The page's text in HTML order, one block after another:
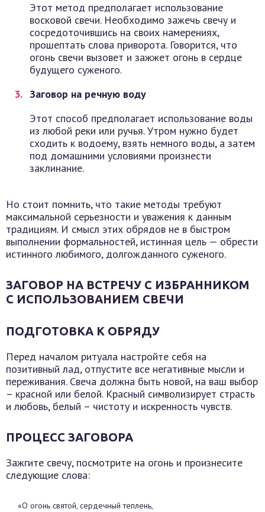
Этот метод предполагает использование
восковой свечи. Необходимо зажечь свечу и
сосредоточившись на своих намерениях,
прошептать слова приворота. Говорится, что
огонь свечи вызовет и зажжет огонь в сердце
будущего суженого.
Заговор на речную воду
Этот способ предполагает использование воды
из любой реки или ручья. Утром нужно будет
сходить к водоему, взять немного воды, а затем
под домашними условиями произнести
заклинание.
Но стоит помнить, что такие методы требуют
максимальной серьезности и уважения к данным
традициям. И смысл этих обрядов не в быстром
выполнении формальностей, истинная цель — обрести
истинного любимого, долгожданного суженого.
ЗАГОВОР НА ВСТРЕЧУ С ИЗБРАННИКОМ
С ИСПОЛЬЗОВАНИЕМ СВЕЧИ
ПОДГОТОВКА К ОБРЯДУ
Перед началом ритуала настройте себя на
позитивный лад, отпустите все негативные мысли и
переживания. Свеча должна быть новой, на ваш выбор
– красной или белой. Красный символизирует страсть
и любовь, белый – чистоту и искренность чувств.
ПРОЦЕСС ЗАГОВОРА
Зажгите свечу, посмотрите на огонь и произнесите
следующие слова:
«О огонь святой, сердечный теплень,